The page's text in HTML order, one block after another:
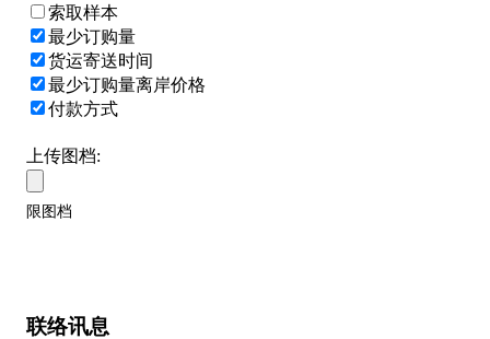
索取样本
最少订购量
货运寄送时间
最少订购量离岸价格
付款方式
上传图档:
限图档
联络讯息